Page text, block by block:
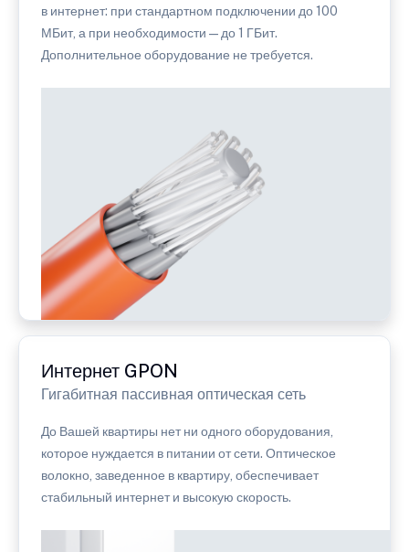
в интернет: при стандартном подключении до 100
МБит, а при необходимости — до 1 ГБит.
Дополнительное оборудование не требуется.
Интернет GPON
Гигабитная пассивная оптическая сеть
До Вашей квартиры нет ни одного оборудования,
которое нуждается в питании от сети. Оптическое
волокно, заведенное в квартиру, обеспечивает
стабильный интернет и высокую скорость.